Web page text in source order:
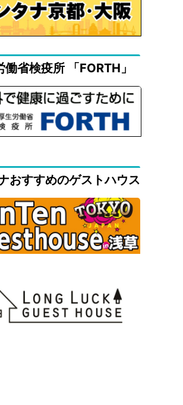
働省検疫所 「FORTH」
おすすめのゲストハウス